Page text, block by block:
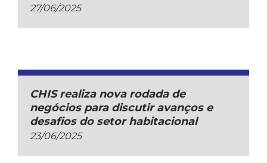
27/06/2025
CHIS realiza nova rodada de
negócios para discutir avanços e
desafios do setor habitacional
23/06/2025